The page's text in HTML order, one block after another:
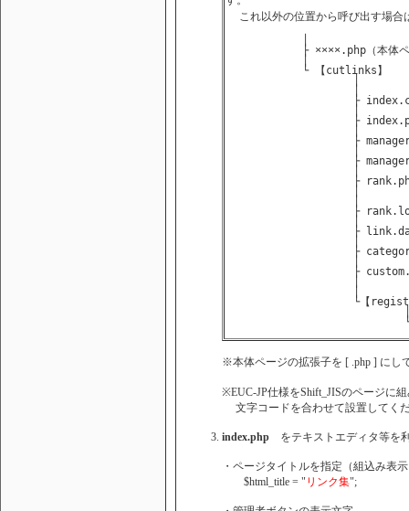
これ以外の位置から呼び出す場合
├ ××××.php（本体
            │
            └ 【cutlinks】
                    │
├
                    │
├
                    │
├
                    │
├
                    │
├
                    │
                    │
├
                    │
├
                    │
├
                    │
├
                    │
                    │
└【
※本体ページの拡張子を [ .php ] にし
※EUC-JP仕様をShift_JISのページに
文字コードを合わせて設置してく
index.php をテキストエディタ等を
・ページタイトルを指定（組込み表
$html_title = " リンク集";